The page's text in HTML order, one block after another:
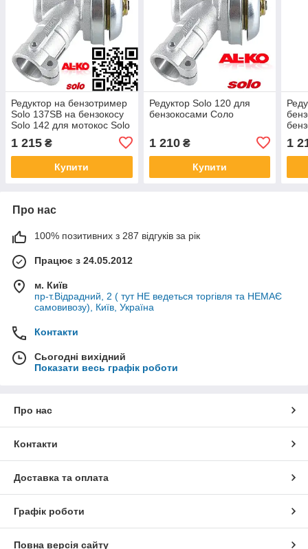
Редуктор на бензотример
Solo 137SB на бензокосу
Solo 142 для мотокос Solo
бензокосами Соло
1 215 ₴
Купити
Редуктор Solo 120 для
бензокосами Соло
1 210₴
Купити
1
Про нас
100% позитивних з 287 відгуків за рік
Працює з 24.05.2012
м. Київ
пр-т.Відрадний, 2 ( тут НЕ ведеться торгівля та НЕМАЄ
самовивозу), Київ, Україна
Контакти
Сьогодні вихідний
Показати весь графік роботи
Про нас
Контакти
Доставка та оплата
Графік роботи
Повна версія сайту